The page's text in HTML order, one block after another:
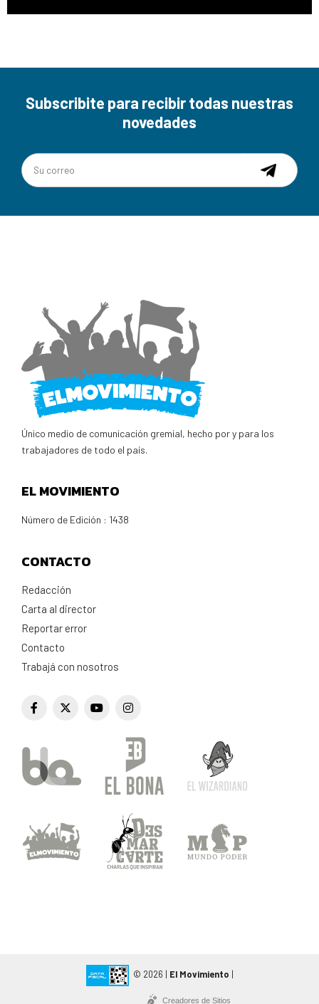
Subscribite para recibir todas nuestras
novedades
Único medio de comunicación gremial, hecho por y para los
trabajadores de todo el país.
EL MOVIMIENTO
Número de Edición : 1438
CONTACTO
Redacción
Carta al director
Reportar error
Contacto
Trabajá con nosotros
© 2026 | El Movimiento |
Creadores de Sitios